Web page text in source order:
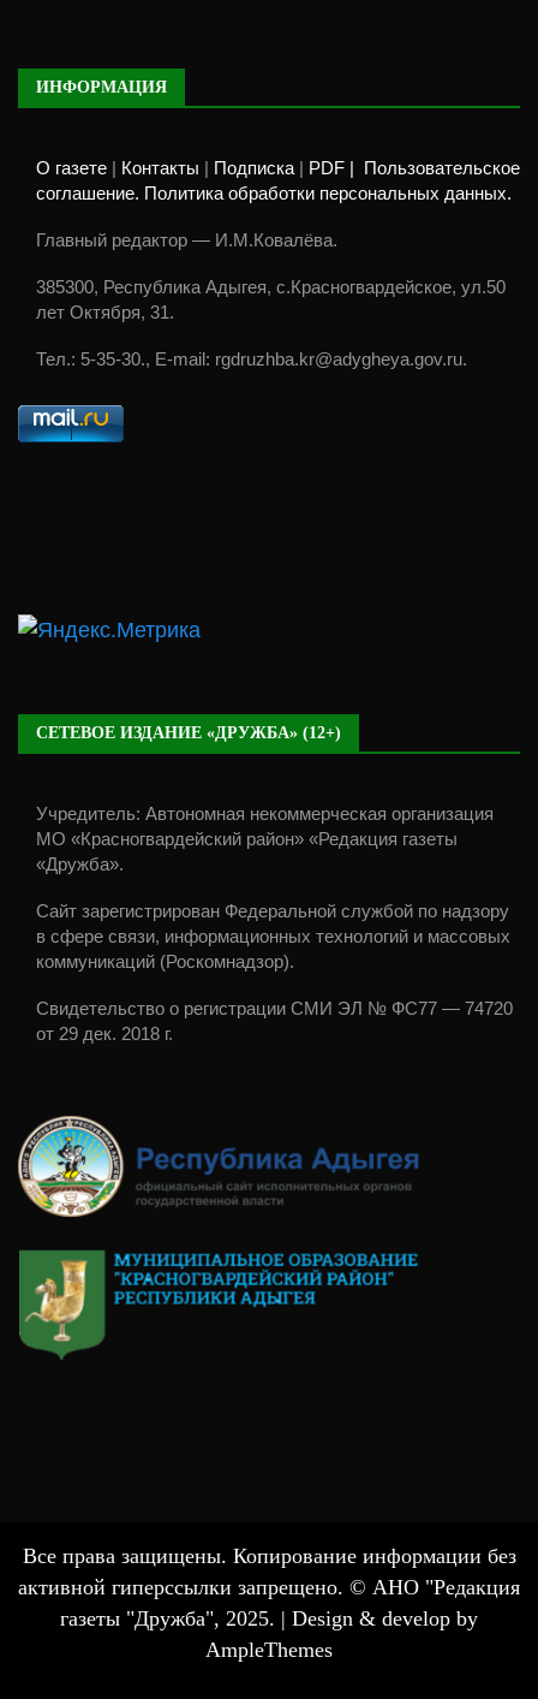
ИНФОРМАЦИЯ
О газете Контакты Подписка PDF |
Пользовательское
соглашение. Политика обработки персональных данных.
Главный редактор — И.М.Ковалёва.
385300, Республика Адыгея, с.Красногвардейское, ул.50
лет Октября, 31.
Тел.: 5-35-30., E-mail: rgdruzhba.kr@adygheya.gov.ru.
СЕТЕВОЕ ИЗДАНИЕ «ДРУЖБА» (12+)
Учредитель: Автономная некоммерческая организация
МО «Красногвардейский район» «Редакция газеты
«Дружба».
Сайт зарегистрирован Федеральной службой по надзору
в сфере связи, информационных технологий и массовых
коммуникаций (Роскомнадзор).
Свидетельство о регистрации СМИ ЭЛ № ФС77 — 74720
от 29 дек. 2018 г.
Все права защищены. Копирование информации без
активной гиперссылки запрещено. © АНО "Редакция
газеты "Дружба", 2025. | Design & develop by
AmpleThemes